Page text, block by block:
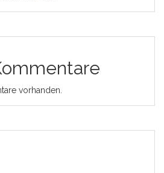
vorhanden.